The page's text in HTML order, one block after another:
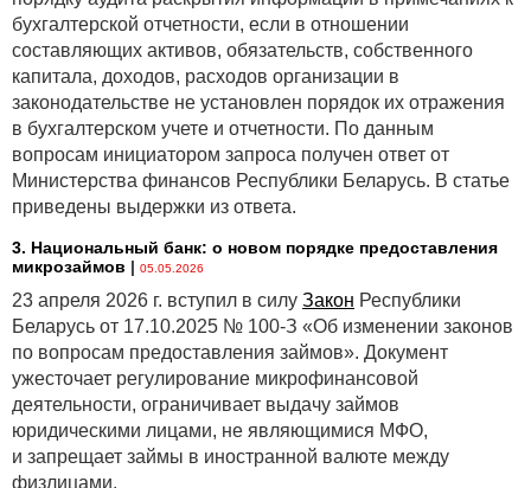
бухгалтерской отчетности, если в отношении
составляющих активов, обязательств, собственного
капитала, доходов, расходов организации в
законодательстве не установлен порядок их отражения
в бухгалтерском учете и отчетности. По данным
вопросам инициатором запроса получен ответ от
Министерства финансов Республики Беларусь. В статье
приведены выдержки из ответа.
3. Национальный банк: о новом порядке предоставления
микрозаймов | 05.05.2026
23 апреля 2026 г. вступил в силу Закон Республики
Беларусь от 17.10.2025 № 100-З «Об изменении законов
по вопросам предоставления займов». Документ
ужесточает регулирование микрофинансовой
деятельности, ограничивает выдачу займов
юридическими лицами, не являющимися МФО,
и запрещает займы в иностранной валюте между
физлицами.